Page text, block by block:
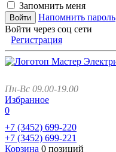
Запомнить меня
Напомнить пароль
Войти через соц сети
Регистрация
Пн-Вс 09.00-19.00
Избранное
0
+7 (3452) 699-220
+7 (3452) 699-221
Корзина 0 позиций